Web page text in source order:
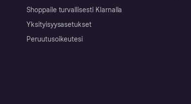
Shoppaile turvallisesti Klarnalla
Yksityisyysasetukset
Peruutusoikeutesi